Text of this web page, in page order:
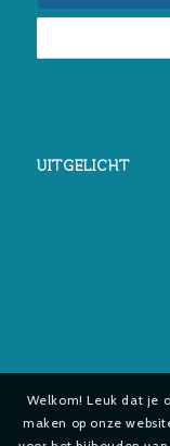
UITGELICHT
Welkom! Leuk dat je
maken op onze